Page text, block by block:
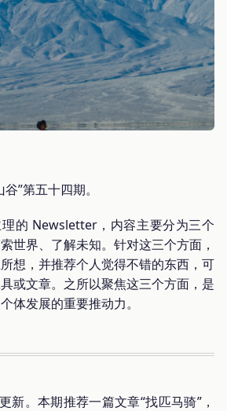
”第五十四期。
理的 Newsletter，内容主要分为三个
世界、了解未知。针对这三个方面，
想，并推荐个人觉得不错的东西，可
或文章。之所以聚焦这三个方面，是
体发展的重要推动力。
新。本期推荐一篇文章“找匹马骑”，